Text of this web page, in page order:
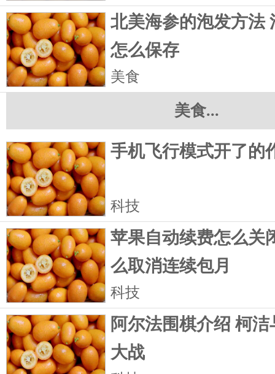
北美海参的泡发方法
怎么保存
美食
美食...
手机飞行模式开了的
科技
苹果自动续费怎么关
么取消连续包月
科技
阿尔法围棋介绍 柯
大战